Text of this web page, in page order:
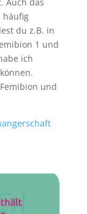
häufig
du z.B. in
1 und
ich
und